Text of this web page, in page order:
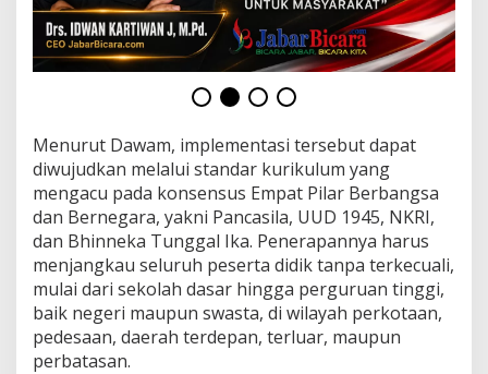
k
s
i
M
m
m
a
d
D
a
w
a
m
Menurut Dawam, implementasi tersebut dapat
diwujudkan melalui standar kurikulum yang
mengacu pada konsensus Empat Pilar Berbangsa
dan Bernegara, yakni Pancasila, UUD 1945, NKRI,
dan Bhinneka Tunggal Ika. Penerapannya harus
menjangkau seluruh peserta didik tanpa terkecuali,
mulai dari sekolah dasar hingga perguruan tinggi,
baik negeri maupun swasta, di wilayah perkotaan,
pedesaan, daerah terdepan, terluar, maupun
perbatasan.